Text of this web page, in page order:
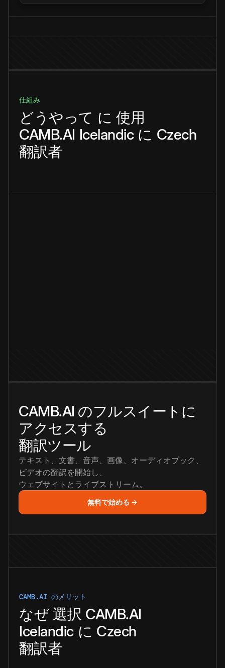
仕組み
どうやって に 使用
CAMB.AI Icelandic に Czech
翻訳者
CAMB.AI のフルスイートに
アクセスする
翻訳ツール
テキスト、文書、音声、画像、オーディオブック、
ビデオの翻訳を開始し、
ウェブサイトとライブストリーム。
無料で始める →
CAMB.AI のメリット
なぜ 選択 CAMB.AI
Icelandic に Czech
翻訳者